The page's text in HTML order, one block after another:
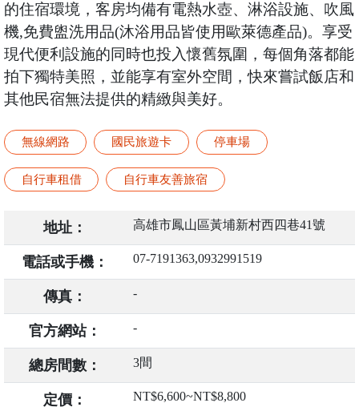
的住宿環境，客房均備有電熱水壺、淋浴設施、吹風
機,免費盥洗用品(沐浴用品皆使用歐萊德產品)。享受
現代便利設施的同時也投入懷舊氛圍，每個角落都能
拍下獨特美照，並能享有室外空間，快來嘗試飯店和
其他民宿無法提供的精緻與美好。
無線網路 國民旅遊卡 停車場
自行車租借 自行車友善旅宿
地址： 高雄市鳳山區黃埔新村西四巷41號
電話或手機： 07-7191363,0932991519
傳真： -
官方網站： -
總房間數： 3間
定價： NT$6,600~NT$8,800